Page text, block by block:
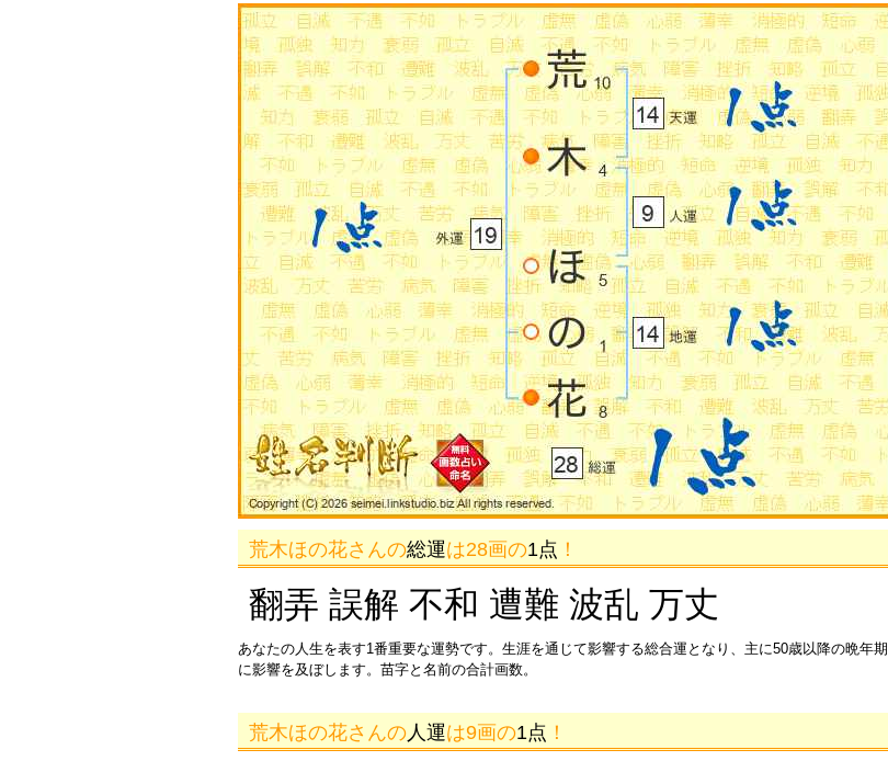
荒木ほの花さんの総運は28画の1点 ！
翻弄 誤解 不和 遭難 波乱 万丈
あなたの人生を表す1番重要な運勢です。生涯を通じて影響する総合運となり、主に50歳以降の晩年期
に影響を及ぼします。苗字と名前の合計画数。
荒木ほの花さんの 人運は9画の1点 ！